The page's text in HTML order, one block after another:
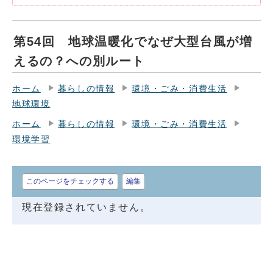
第54回 地球温暖化でなぜ大型台風が増
えるの？への別ルート
ホーム 暮らしの情報
環境・ごみ・消費生活
地球環境
ホーム 暮らしの情報
環境・ごみ・消費生活
環境学習
このページをチェックする 編集
現在登録されていません。